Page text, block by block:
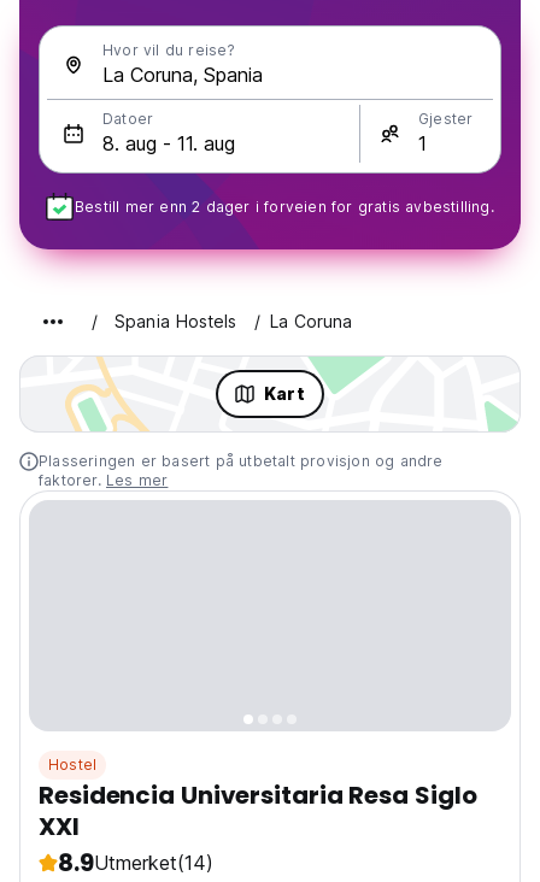
Hvor vil du reise?
Datoer Gjester
Bestill mer enn 2 dager i forveien for gratis avbestilling.
Spania Hostels La Coruna
Kart
Plasseringen er basert på utbetalt provisjon og andre
faktorer. Les mer
Hostel
Residencia Universitaria Resa Siglo
XXI
8.9Utmerket(14)